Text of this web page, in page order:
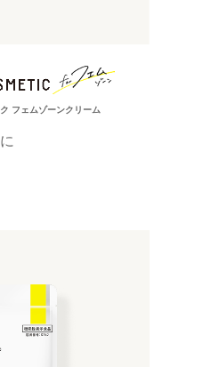
フェムゾーンクリーム